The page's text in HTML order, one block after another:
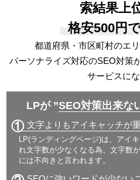
索結果上
格安500円
都道府県・市区町村のエ
パーソナライズ対応のSEO対策
サービスにな
LPが ”SEO対策出来な
① 文字よりもアイキャッチが
LP(ランディングページ)は、アイ
れ文字数が少なくなる為、文字数
には不向きと言われます。